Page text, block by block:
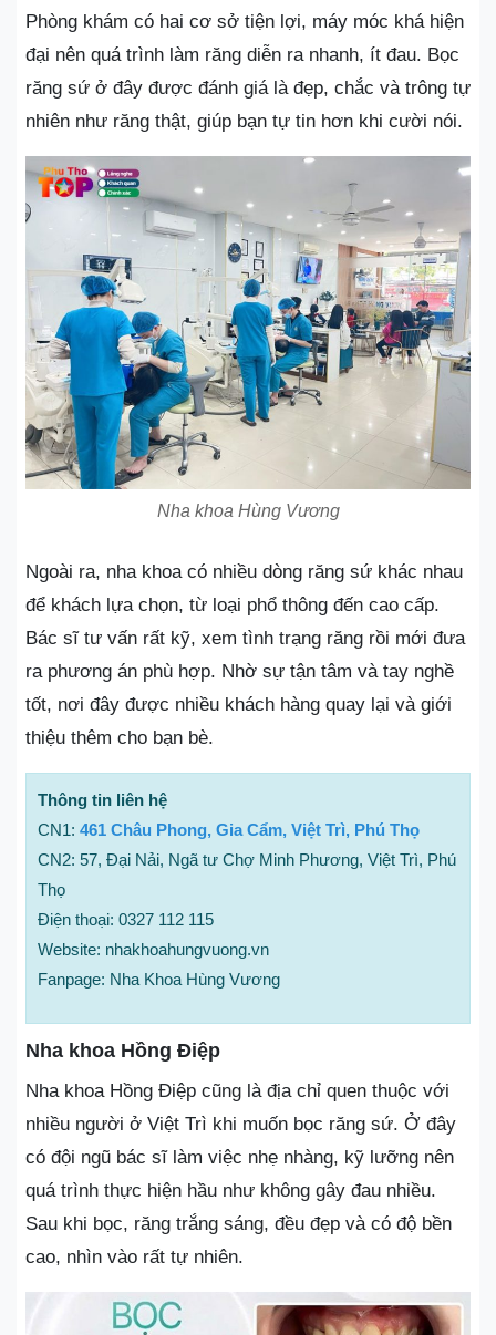
Phòng khám có hai cơ sở tiện lợi, máy móc khá hiện
đại nên quá trình làm răng diễn ra nhanh, ít đau. Bọc
răng sứ ở đây được đánh giá là đẹp, chắc và trông tự
nhiên như răng thật, giúp bạn tự tin hơn khi cười nói.
Nha khoa Hùng Vương
Ngoài ra, nha khoa có nhiều dòng răng sứ khác nhau
để khách lựa chọn, từ loại phổ thông đến cao cấp.
Bác sĩ tư vấn rất kỹ, xem tình trạng răng rồi mới đưa
ra phương án phù hợp. Nhờ sự tận tâm và tay nghề
tốt, nơi đây được nhiều khách hàng quay lại và giới
thiệu thêm cho bạn bè.
Thông tin liên hệ
CN1: 461 Châu Phong, Gia Cẩm, Việt Trì, Phú Thọ
CN2: 57, Đại Nải, Ngã tư Chợ Minh Phương, Việt Trì, Phú
Thọ
Điện thoại: 0327 112 115
Website: nhakhoahungvuong.vn
Fanpage: Nha Khoa Hùng Vương
Nha khoa Hồng Điệp
Nha khoa Hồng Điệp cũng là địa chỉ quen thuộc với
nhiều người ở Việt Trì khi muốn bọc răng sứ. Ở đây
có đội ngũ bác sĩ làm việc nhẹ nhàng, kỹ lưỡng nên
quá trình thực hiện hầu như không gây đau nhiều.
Sau khi bọc, răng trắng sáng, đều đẹp và có độ bền
cao, nhìn vào rất tự nhiên.